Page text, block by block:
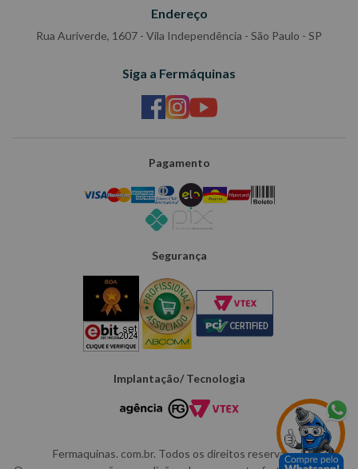
Endereço
Rua Auriverde, 1607 - Vila Independência - São Paulo - SP
Siga a Fermáquinas
Pagamento
Segurança
Implantação/ Tecnologia
Fermaquinas. com.br. Todos os direitos reservados.